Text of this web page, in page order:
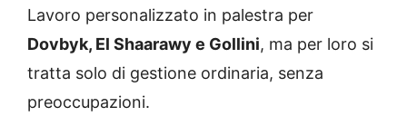
Lavoro personalizzato in palestra per
Dovbyk, El Shaarawy e Gollini, ma per loro si
tratta solo di gestione ordinaria, senza
preoccupazioni.